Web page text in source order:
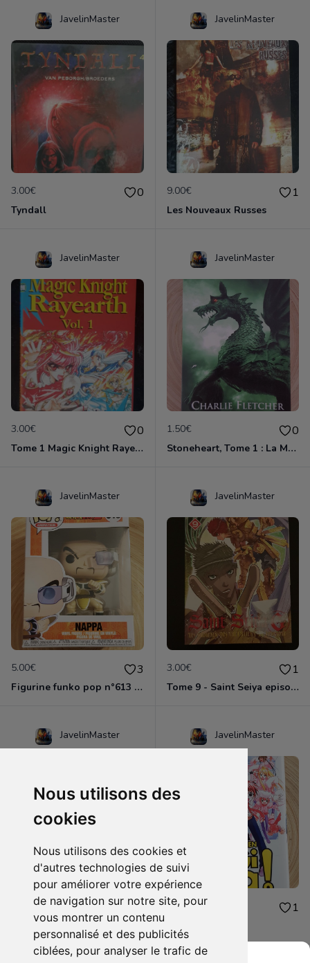
Nous utilisons des
cookies
Nous utilisons des cookies et
d'autres technologies de suivi
pour améliorer votre expérience
de navigation sur notre site, pour
vous montrer un contenu
personnalisé et des publicités
ciblées, pour analyser le trafic de
JavelinMaster
3.00€ 0
Tyndall
JavelinMaster
9.00€ 1
Les Nouveaux Russes
JavelinMaster
3.00€ 0
Tome 1 Magic Knight Rayearth
JavelinMaster
1.50€ 0
Stoneheart, Tome 1 : La Malédiction de pierre
JavelinMaster
5.00€ 3
Figurine funko pop n°613 - Dragon ball z - Nappa
JavelinMaster
3.00€ 1
Tome 9 - Saint Seiya episode G
JavelinMaster
2.00€ 1
Negi ma tome 9
JavelinMaster
2.00€ 1